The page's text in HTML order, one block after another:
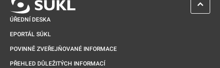
ÚŘEDNÍ DESKA
EPORTÁL SÚKL
POVINNĚ ZVEŘEJŇOVANÉ INFORMACE
PŘEHLED DŮLEŽITÝCH INFORMACÍ
ZPĚT